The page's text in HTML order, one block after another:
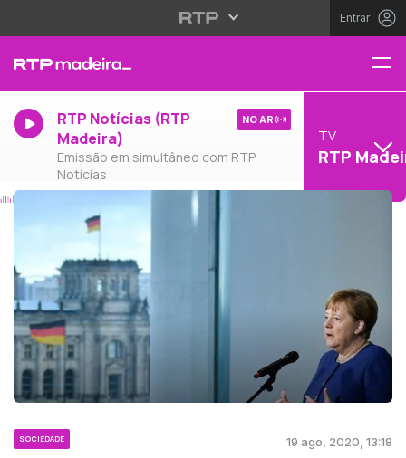
Entrar
RTP Notícias (RTP
Madeira)
Emissão em simultâneo com RTP
Notícias
NO AR
TV
RTP
SOCIEDADE 19 ago, 2020, 13:18